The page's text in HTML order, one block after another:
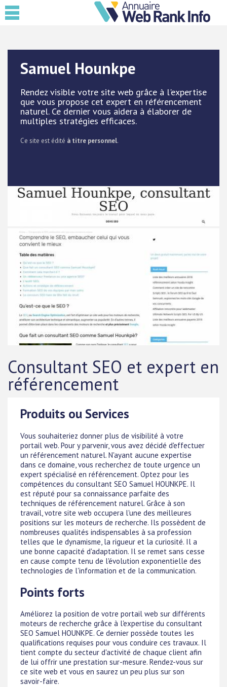
Samuel Hounkpe
Rendez visible votre site web grâce à l'expertise
que vous propose cet expert en référencement
naturel. Ce dernier vous aidera à élaborer de
multiples stratégies efficaces.
Ce site est édité à titre personnel.
Consultant SEO et expert en
référencement
Produits ou Services
Vous souhaiteriez donner plus de visibilité à votre
portail web. Pour y parvenir, vous avez décidé d'effectuer
un référencement naturel. N'ayant aucune expertise
dans ce domaine, vous recherchez de toute urgence un
expert spécialisé en référencement. Optez pour les
compétences du consultant SEO Samuel HOUNKPE. Il
est réputé pour sa connaissance parfaite des
techniques de référencement naturel. Grâce à son
travail, votre site web occupera l'une des meilleures
positions sur les moteurs de recherche. Ils possèdent de
nombreuses qualités indispensables à sa profession
telles que le dynamisme, la rigueur et la curiosité. Il a
une bonne capacité d'adaptation. Il se remet sans cesse
en cause compte tenu de l'évolution exponentielle des
technologies de l'information et de la communication.
Points forts
Améliorez la position de votre portail web sur différents
moteurs de recherche grâce à l'expertise du consultant
SEO Samuel HOUNKPE. Ce dernier possède toutes les
qualifications requises pour vous conduire ces travaux. Il
tient compte du secteur d'activité de chaque client afin
de lui offrir une prestation sur-mesure. Rendez-vous sur
ce site web et vous en saurez un peu plus sur son
savoir-faire.